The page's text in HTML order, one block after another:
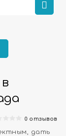
0 отзывов
дать